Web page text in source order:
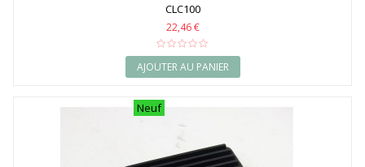
CLC100
22,46 €
AJOUTER AU PANIER
Neuf